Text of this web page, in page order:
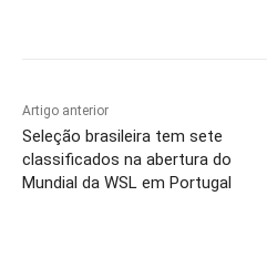
Artigo anterior
Seleção brasileira tem sete
classificados na abertura do
Mundial da WSL em Portugal